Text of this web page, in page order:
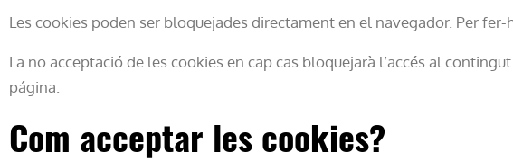
Les cookies poden ser bloquejades directament en el navegador. Per fer-
La no acceptació de les cookies en cap cas bloquejarà l’accés al
página.
Com acceptar les cookies?